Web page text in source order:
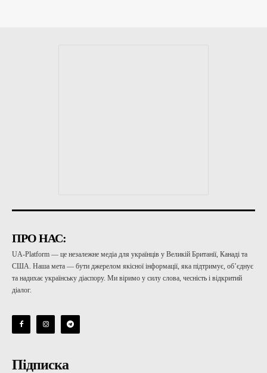
ПРО НАС:
UA-Platform — це незалежне медіа для українців у Великій Британії, Канаді та
США. Наша мета — бути джерелом якісної інформації, яка підтримує, об’єднує
та надихає українську діаспору. Ми віримо у силу слова, чесність і відкритий
діалог.
Підписка